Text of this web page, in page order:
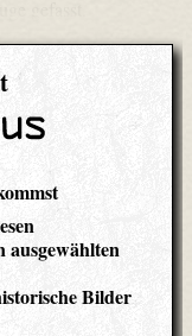
ausgewählten
Bilder